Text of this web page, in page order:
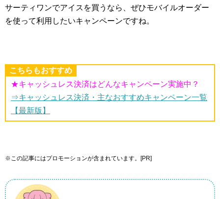
サーティワンでアイスを買うなら、ぜひモバイルオーダー
を使って利用したいキャンペーンですね。
こちらもおすすめ
★キャッシュレス決済はどんなキャンペーン実施中？
⇒キャッシュレス決済・主なおすすめキャンペーン一覧
【最新版】
※この記事にはプロモーションが含まれています。[PR]